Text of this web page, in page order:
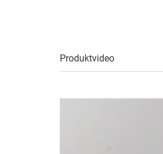
Produktvideo